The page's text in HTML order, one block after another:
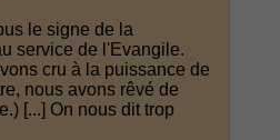
le signe de la
service de l'Evangile.
cru à la puissance de
nous avons rêvé de
[...] On nous dit trop